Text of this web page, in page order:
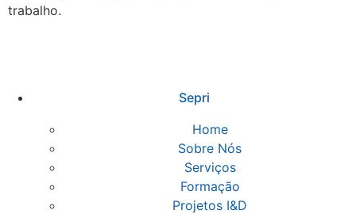
trabalho.
Sepri
Home
Sobre Nós
Serviços
Formação
Projetos I&D